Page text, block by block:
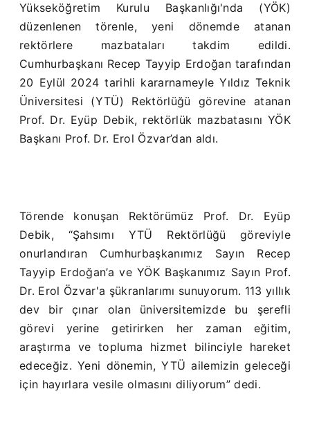
Yükseköğretim Kurulu Başkanlığı'nda (YÖK)
düzenlenen törenle, yeni dönemde atanan
rektörlere mazbataları takdim edildi.
Cumhurbaşkanı Recep Tayyip Erdoğan tarafından
20 Eylül 2024 tarihli kararnameyle Yıldız Teknik
Üniversitesi (YTÜ) Rektörlüğü görevine atanan
Prof. Dr. Eyüp Debik, rektörlük mazbatasını YÖK
Başkanı Prof. Dr. Erol Özvar’dan aldı.
Törende konuşan Rektörümüz Prof. Dr. Eyüp
Debik, “Şahsımı YTÜ Rektörlüğü göreviyle
onurlandıran Cumhurbaşkanımız Sayın Recep
Tayyip Erdoğan’a ve YÖK Başkanımız Sayın Prof.
Dr. Erol Özvar'a şükranlarımı sunuyorum. 113 yıllık
dev bir çınar olan üniversitemizde bu şerefli
görevi yerine getirirken her zaman eğitim,
araştırma ve topluma hizmet bilinciyle hareket
edeceğiz. Yeni dönemin, YTÜ ailemizin geleceği
için hayırlara vesile olmasını diliyorum” dedi.